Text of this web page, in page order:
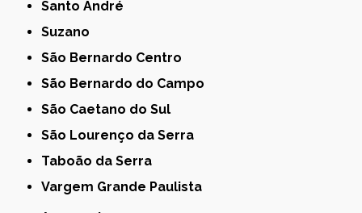
Santo André
Suzano
São Bernardo Centro
São Bernardo do Campo
São Caetano do Sul
São Lourenço da Serra
Taboão da Serra
Vargem Grande Paulista